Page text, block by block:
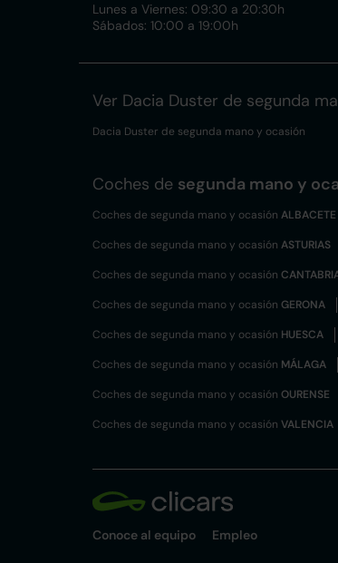
Lunes a Viernes: 09:30 a 20:30h
Sábados: 10:00 a 19:00h
Ver Dacia Duster de segunda
Dacia Duster de segunda mano y ocasión
Coches de segunda mano y
Coches de segunda mano y ocasión ALBACETE
Coches de segunda mano y ocasión ASTURIAS
Coches de segunda mano y ocasión
Coches de segunda mano y ocasión GERONA
Coches de segunda mano y ocasión HUESCA
Coches de segunda mano y ocasión MÁLAGA
Coches de segunda mano y ocasión OURENSE
Coches de segunda mano y ocasión VALENCIA
Conoce al equipo Empleo